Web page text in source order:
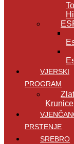
VJERSKI
PROGRAM
Krunice
PRSTENJE
SREBRO